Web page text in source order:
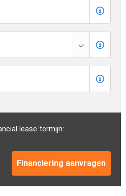
lease termijn:
Financiering aanvragen